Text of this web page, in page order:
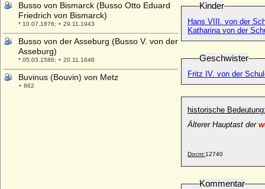
Kinder
Hans VIII. von der
Katharina von der
Geschwister
Fritz IV. von der
historische
Älterer Hauptast der
Docnr:12740
Kommentar
Busso von Bismarck (Busso Otto Eduard
Friedrich von Bismarck)
* 10.07.1876; + 29.11.1943
Busso von der Asseburg (Busso V. von der
Asseburg)
* 05.03.1586; + 20.11.1646
Buvinus (Bouvin) von Metz
+ 862